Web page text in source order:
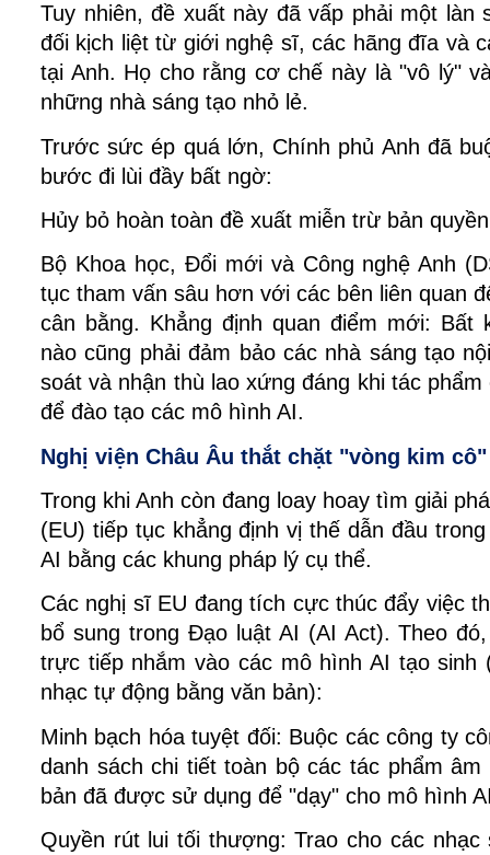
Tuy nhiên, đề xuất này đã vấp phải một làn
đối kịch liệt từ giới nghệ sĩ, các hãng đĩa và
tại Anh. Họ cho rằng cơ chế này là "vô lý"
những nhà sáng tạo nhỏ lẻ.
Trước sức ép quá lớn, Chính phủ Anh đã
bước đi lùi đầy bất ngờ:
Hủy bỏ hoàn toàn đề xuất miễn trừ bản
Bộ Khoa học, Đổi mới và Công nghệ Anh
tục tham vấn sâu hơn với các bên liên quan
cân bằng. Khẳng định quan điểm mới: Bất
nào cũng phải đảm bảo các nhà sáng tạo
soát và nhận thù lao xứng đáng khi tác
để đào tạo các mô hình AI.
Nghị viện Châu Âu thắt chặt "vòng kim
Trong khi Anh còn đang loay hoay tìm giải
(EU) tiếp tục khẳng định vị thế dẫn đầu
AI bằng các khung pháp lý cụ thể.
Các nghị sĩ EU đang tích cực thúc đẩy việc
bổ sung trong Đạo luật AI (AI Act). Theo
trực tiếp nhắm vào các mô hình AI tạo sinh
nhạc tự động bằng văn bản):
Minh bạch hóa tuyệt đối: Buộc các công ty
danh sách chi tiết toàn bộ các tác phẩm
bản đã được sử dụng để "dạy" cho mô hình
Quyền rút lui tối thượng: Trao cho các